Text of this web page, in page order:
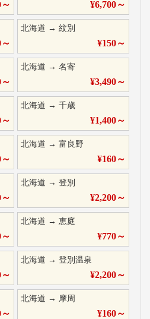
～ ¥6,700～
～
北海道 →紋別
¥150～
～
北海道 →名寄
¥3,490～
～
北海道 →千歳
¥1,400～
～
北海道 →富良野
¥160～
～
北海道 →登別
¥2,200～
～
北海道 →恵庭
¥770～
～
北海道 →登別温泉
¥2,200～
～
北海道 → 摩周
¥160～